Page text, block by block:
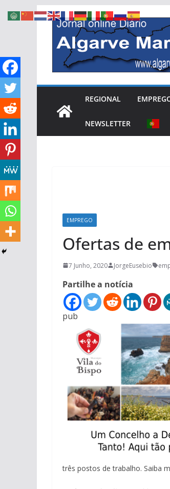
Skip
content
REGIONAL
NEWSLETTER
EMPREGO
Ofertas de
7 Junho, 2020 JorgeEusebio
Partilhe a notícia
pub
três postos de trabalho. Saiba